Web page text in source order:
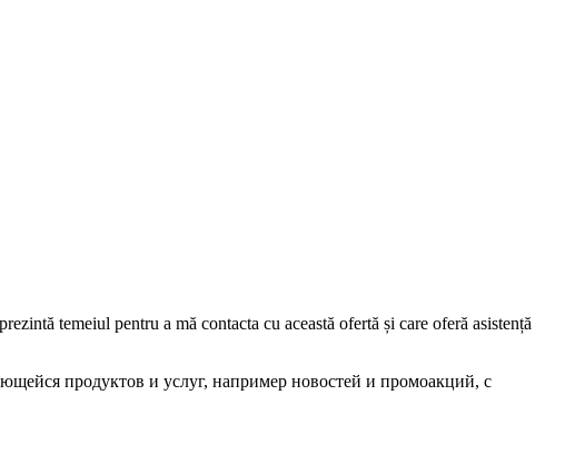
temeiul pentru a mă contacta cu această ofertă și care oferă asistență
продуктов и услуг, например новостей и промоакций, с